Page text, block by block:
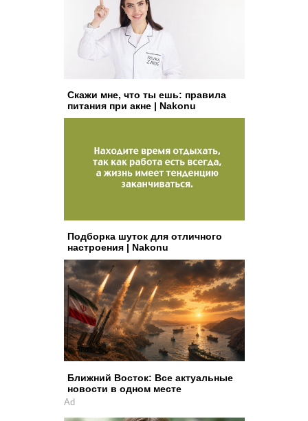
Скажи мне, что ты ешь: правила
питания при акне | Nakonu
Подборка шуток для отличного
настроения | Nakonu
Ближний Восток: Все актуальные
новости в одном месте
Ad